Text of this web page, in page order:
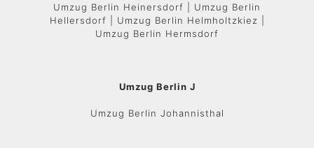
Umzug Berlin Heinersdorf | Umzug Berlin
Hellersdorf | Umzug Berlin Helmholtzkiez |
Umzug Berlin Hermsdorf
Umzug Berlin J
Umzug Berlin Johannisthal